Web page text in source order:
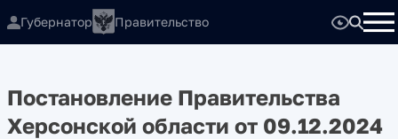
Губернатор Правительство
Постановление Правительства
Херсонской области от 09.12.2024